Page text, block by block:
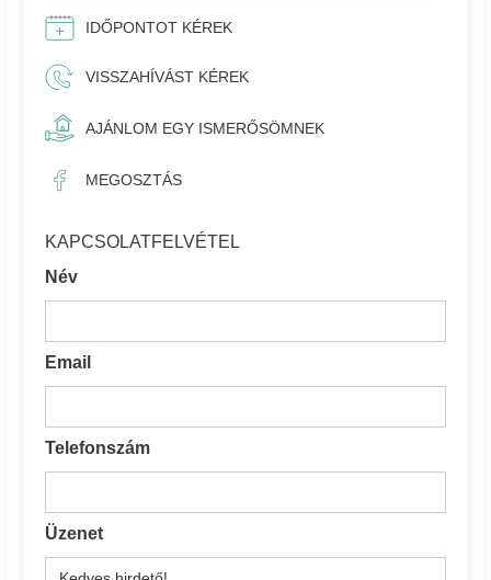
IDŐPONTOT KÉREK
VISSZAHÍVÁST KÉREK
AJÁNLOM EGY ISMERŐSÖMNEK
MEGOSZTÁS
KAPCSOLATFELVÉTEL
Név
Email
Telefonszám
Üzenet